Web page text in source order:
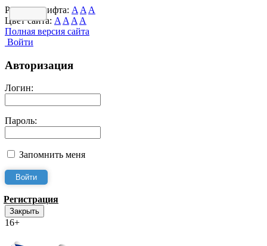
Размер шрифта: A A A
Цвет сайта: A A A A
Полная версия сайта
Войти
Авторизация
Логин:
Пароль:
Запомнить меня
Регистрация
Закрыть
16+